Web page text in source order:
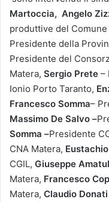
Martoccia, Angelo
produttive del
Presidente della
Presidente del
Matera, Sergio Prete –
Ionio Porto Taranto,
Francesco Somma–
Massimo De Salvo –
Somma –Presidente
CNA Matera,
CGIL, Giuseppe
Matera, Francesco
Matera, Claudio Donati